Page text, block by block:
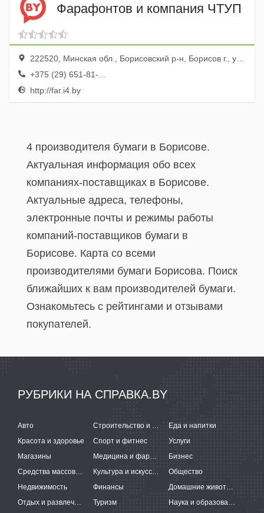
Фарафонтов и компания ЧТУП
222520, Минская обл., Борисовский р-н, Борисов г., ул. Чапаева, 1, 215
+375 (29) 651-81-...
http://far.i4.by
4 производителя бумаги в Борисове.
Актуальная информация обо всех
компаниях-поставщиках в Борисове.
Актуальные адреса, телефоны,
электронные почты и режимы работы
компаний-поставщиков бумаги в
Борисове. Карта со всеми
производителями бумаги Борисова. Поиск
ближайших к вам производителей бумаги.
Ознакомьтесь с рейтингами и отзывами
покупателей.
РУБРИКИ НА СПРАВКА.BY
Авто Строительство и ремонт
Еда и напитки
Красота и здоровье
Спорт и фитнес
Услуги
Магазины
Медицина и фармацевтика
Бизнес
Средства массовой информации
Культура и искусство
Общество
Недвижимость
Финансы
Домашние животные
Отдых и развлечения
Туризм Наука и образование